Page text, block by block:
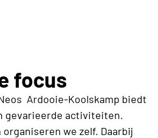
focus
Ardooie-Koolskamp biedt
gevarieerde activiteiten.
we zelf. Daarbij